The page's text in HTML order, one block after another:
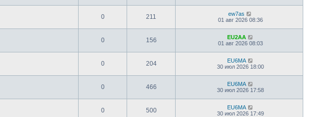
0 211
ew7as
01 авг 2026 08:36
0 156
EU2AA
01 авг 2026 08:03
0 204
EU6MA
30 июл 2026 18:00
0 466
EU6MA
30 июл 2026 17:58
0 500
EU6MA
30 июл 2026 17:49